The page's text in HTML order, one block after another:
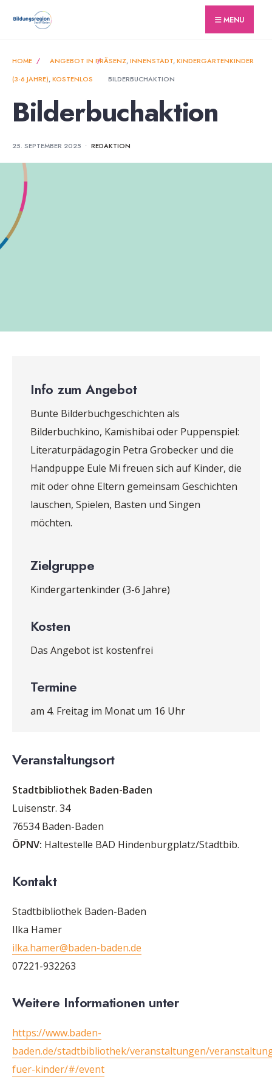
MENU
HOME ANGEBOT IN PRÄSENZ,INNENSTADT,KINDERGARTENKINDER
(3-6 JAHRE),KOSTENLOS BILDERBUCHAKTION
Bilderbuchaktion
25. SEPTEMBER 2025 • REDAKTION
Info zum Angebot
Bunte Bilderbuchgeschichten als
Bilderbuchkino, Kamishibai oder Puppenspiel:
Literaturpädagogin Petra Grobecker und die
Handpuppe Eule Mi freuen sich auf Kinder, die
mit oder ohne Eltern gemeinsam Geschichten
lauschen, Spielen, Basten und Singen
möchten.
Zielgruppe
Kindergartenkinder (3-6 Jahre)
Kosten
Das Angebot ist kostenfrei
Termine
am 4. Freitag im Monat um 16 Uhr
Veranstaltungsort
Stadtbibliothek Baden-Baden
Luisenstr. 34
76534 Baden-Baden
ÖPNV: Haltestelle BAD Hindenburgplatz/Stadtbib.
Kontakt
Stadtbibliothek Baden-Baden
Ilka Hamer
ilka.hamer@baden-baden.de
07221-932263
Weitere Informationen unter
https://www.baden-
baden.de/stadtbibliothek/veranstaltungen/
fuer-kinder/#/event